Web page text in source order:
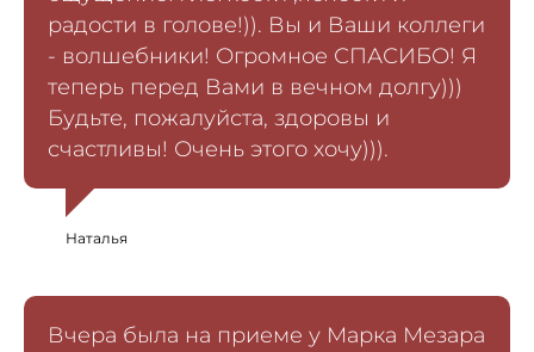
радости в голове!)). Вы и Ваши коллеги
- волшебники! Огромное СПАСИБО! Я
теперь перед Вами в вечном долгу)))
Будьте, пожалуйста, здоровы и
счастливы! Очень этого хочу))).
Наталья
Вчера была на приеме у Марка Мезара